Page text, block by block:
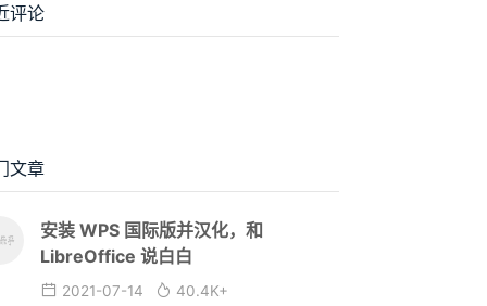
评论
文章
安装 WPS 国际版并汉化，和
LibreOffice 说白白
2021-07-14 40.4K+